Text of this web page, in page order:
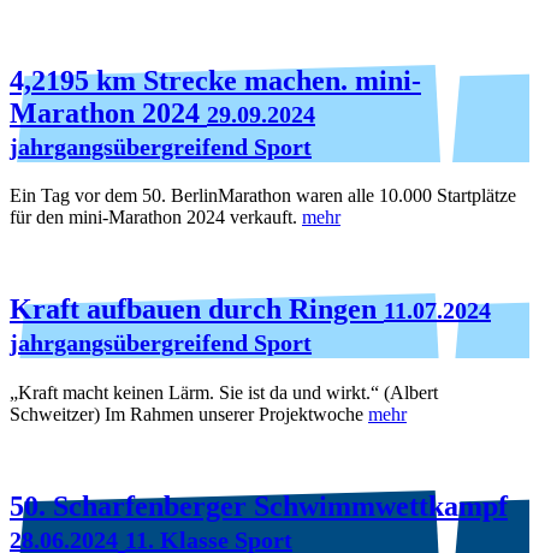
4,2195 km Strecke machen. mini-
Marathon 2024 29.09.2024
jahrgangsübergreifend Sport
Ein Tag vor dem 50. BerlinMarathon waren alle 10.000 Startplätze
für den mini-Marathon 2024 verkauft. mehr
Kraft aufbauen durch Ringen 11.07.2024
jahrgangsübergreifend Sport
„Kraft macht keinen Lärm. Sie ist da und wirkt.“ (Albert
Schweitzer) Im Rahmen unserer Projektwoche mehr
50. Scharfenberger Schwimmwettkampf
28.06.2024 11. Klasse Sport